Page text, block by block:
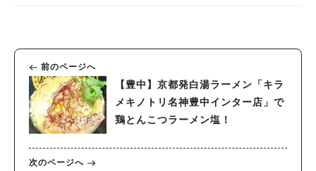
前のページへ
【豊中】京都発白湯ラーメン「キラ
メキノトリ名神豊中インター店」で
鶏とんこつラーメン塩！
次のページへ